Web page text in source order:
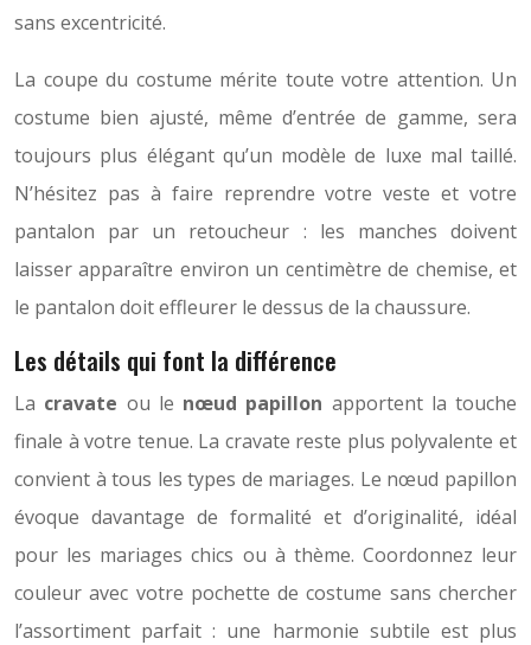
sans excentricité.
La coupe du costume mérite toute votre attention. Un
costume bien ajusté, même d’entrée de gamme, sera
toujours plus élégant qu’un modèle de luxe mal taillé.
N’hésitez pas à faire reprendre votre veste et votre
pantalon par un retoucheur : les manches doivent
laisser apparaître environ un centimètre de chemise, et
le pantalon doit effleurer le dessus de la chaussure.
Les détails qui font la différence
La cravate ou le nœud papillon apportent la touche
finale à votre tenue. La cravate reste plus polyvalente et
convient à tous les types de mariages. Le nœud papillon
évoque davantage de formalité et d’originalité, idéal
pour les mariages chics ou à thème. Coordonnez leur
couleur avec votre pochette de costume sans chercher
l’assortiment parfait : une harmonie subtile est plus